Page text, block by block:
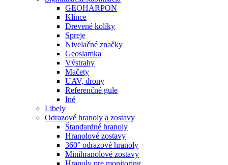
GEOHARPON
Klince
Drevené kolíky
Spreje
Nivelačné značky
Geoslamka
Výstrahy
Mačety
UAV, drony
Referenčné gule
Iné
Libely
Odrazové hranoly a zostavy
Štandardné hranoly
Hranolové zostavy
360° odrazové hranoly
Minihranolové zostavy
Hranoly pre monitoring